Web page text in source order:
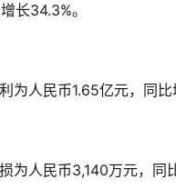
长34.3%。
为人民币1.65亿元，同比
为人民币3,140万元，同